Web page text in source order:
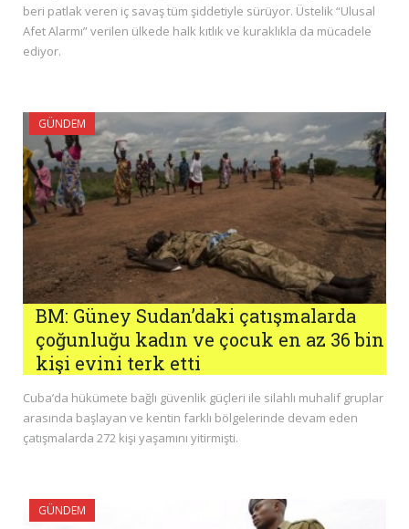
beri patlak veren iç savaş tüm şiddetiyle sürüyor. Üstelik “Ulusal
Afet Alarmı” verilen ülkede halk kıtlık ve kuraklıkla da mücadele
ediyor.
GÜNDEM
BM: Güney Sudan’daki çatışmalarda
çoğunluğu kadın ve çocuk en az 36 bin
kişi evini terk etti
Cuba’da hükümete bağlı güvenlik güçleri ile silahlı muhalif gruplar
arasında başlayan ve kentin farklı bölgelerinde devam eden
çatışmalarda 272 kişi yaşamını yitirmişti.
GÜNDEM